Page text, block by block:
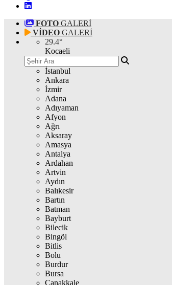
FOTO GALERİ
VİDEO GALERİ
29.4°
Kocaeli
İstanbul
Ankara
İzmir
Adana
Adıyaman
Afyon
Ağrı
Aksaray
Amasya
Antalya
Ardahan
Artvin
Aydın
Balıkesir
Bartın
Batman
Bayburt
Bilecik
Bingöl
Bitlis
Bolu
Burdur
Bursa
Çanakkale